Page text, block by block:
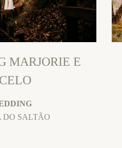
MARJORIE E
DO SALTÃO